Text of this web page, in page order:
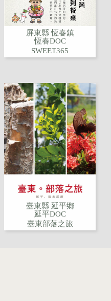
屏東縣 恆春鎮
恆春DOC
SWEET365
臺東縣 延平鄉
延平DOC
臺東部落之旅